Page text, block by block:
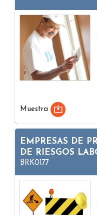
Muestra
EMPRESAS DE
DE RIESGOS
BRK0177